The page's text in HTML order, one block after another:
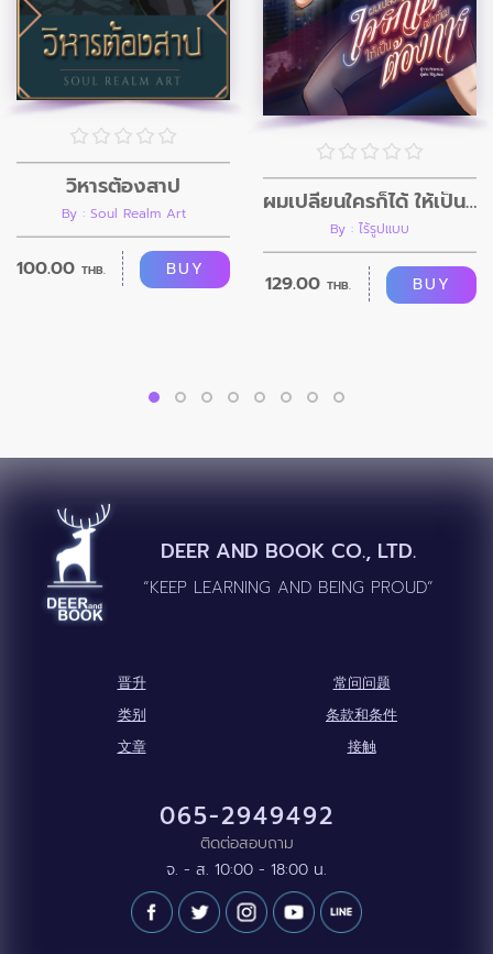
วิหารต้องสาป
By : Soul Realm Art
100.00 THB. BUY
ผมเปลี่ยนใครก็ได้ ให้เป็นอย่างที่ผมต้องการ
By : ไร้รูปแบบ
129.00 THB. BUY
DEER AND BOOK CO., LTD.
“KEEP LEARNING AND BEING PROUD”
晋升
常问问题
类别
条款和条件
文章
接触
065-2949492
ติดต่อสอบถาม
จ. - ส. 10:00 - 18:00 น.